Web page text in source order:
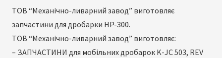
ТОВ “Механічно-ливарний завод” виготовляє
запчастини для дробарки HP-300.
ТОВ “Механічно-ливарний завод” виготовляє:
– ЗАПЧАСТИНИ для мобільних дробарок K-JC 503, REV